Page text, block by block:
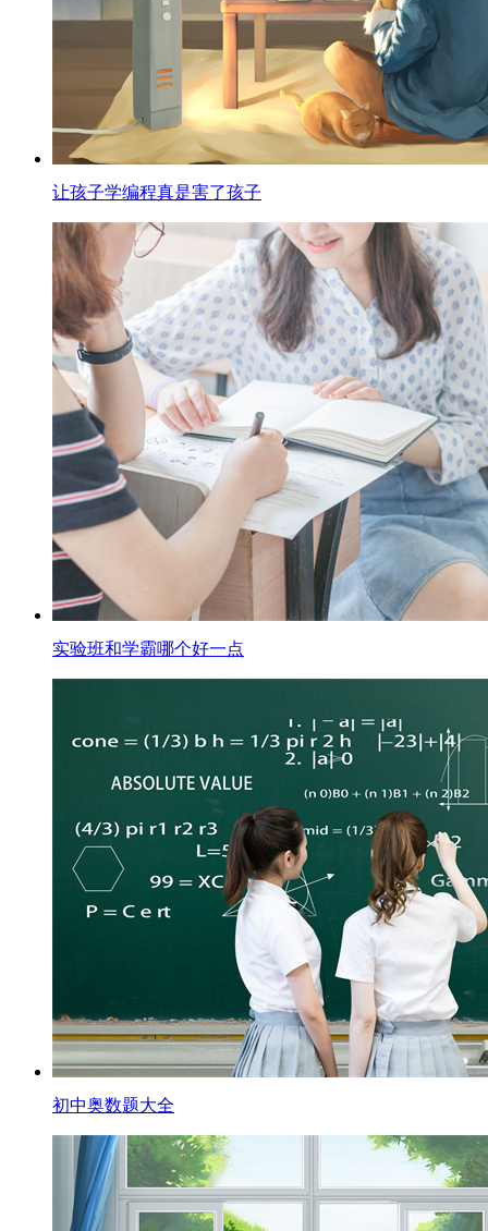
让孩子学编程真是害了孩子
实验班和学霸哪个好一点
初中奥数题大全